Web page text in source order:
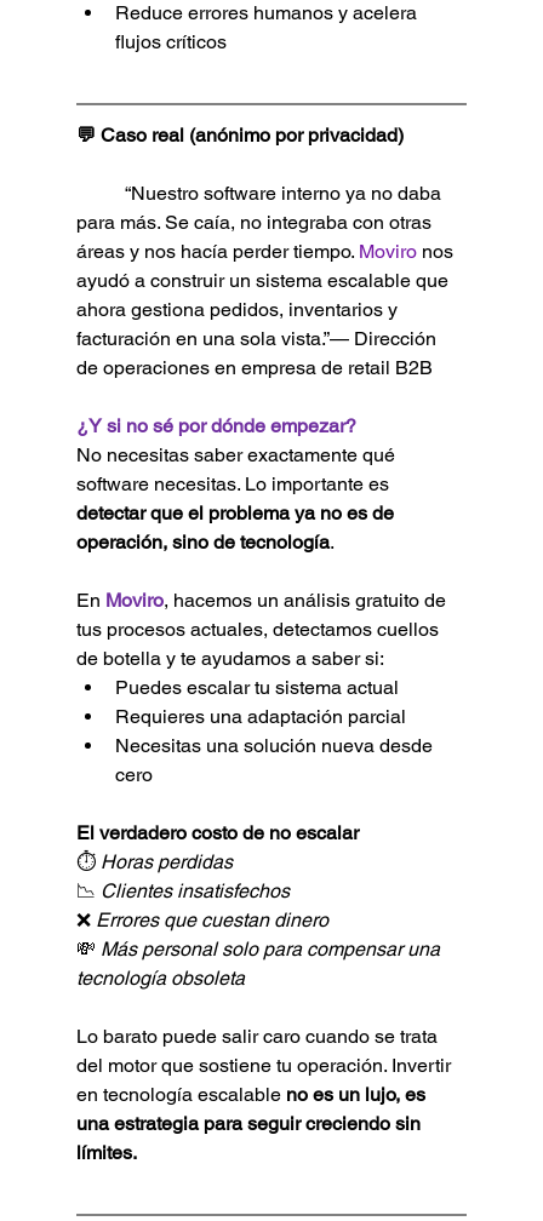
Reduce errores humanos y acelera
flujos críticos
💬 Caso real (anónimo por privacidad)
para más. Se caía, no integraba con otras
áreas y nos hacía perder tiempo. Moviro nos
ayudó a construir un sistema escalable que
ahora gestiona pedidos, inventarios y
facturación en una sola vista.”— Dirección
de operaciones en empresa de retail B2B
¿Y si no sé por dónde empezar?
No necesitas saber exactamente qué
software necesitas. Lo importante es
detectar que el problema ya no es de
operación, sino de tecnología.
En Moviro, hacemos un análisis gratuito de
tus procesos actuales, detectamos cuellos
de botella y te ayudamos a saber si:
Puedes escalar tu sistema actual
Requieres una adaptación parcial
Necesitas una solución nueva desde
cero
El verdadero costo de no escalar
⏱️ Horas perdidas
📉 Clientes insatisfechos
❌ Errores que cuestan dinero
💸 Más personal solo para compensar una
tecnología obsoleta
Lo barato puede salir caro cuando se trata
del motor que sostiene tu operación. Invertir
en tecnología escalable no es un lujo, es
una estrategia para seguir creciendo sin
límites.